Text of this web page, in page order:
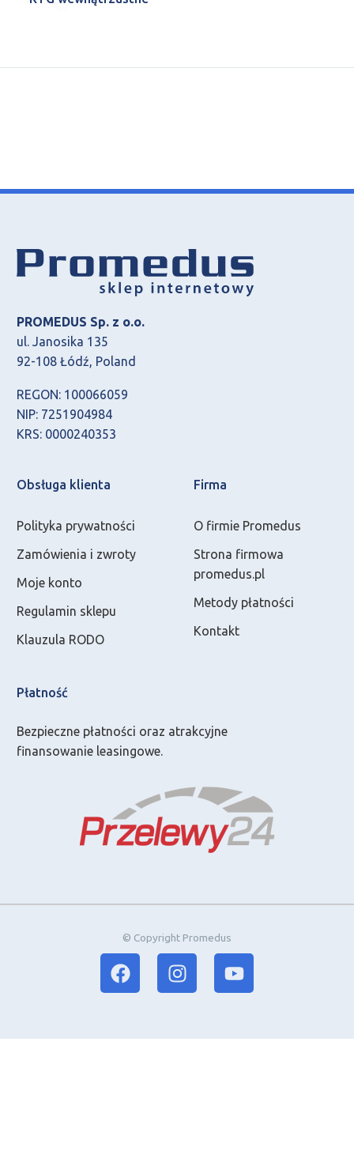
PROMEDUS Sp. z o.o.
ul. Janosika 135
92-108 Łódź, Poland
REGON: 100066059
NIP: 7251904984
KRS: 0000240353
Obsługa klienta
Polityka prywatności
Zamówienia i zwroty
Moje konto
Regulamin sklepu
Klauzula RODO
Firma
O firmie Promedus
Strona firmowa
promedus.pl
Metody płatności
Kontakt
Płatność
Bezpieczne płatności oraz atrakcyjne
finansowanie leasingowe.
© Copyright Promedus